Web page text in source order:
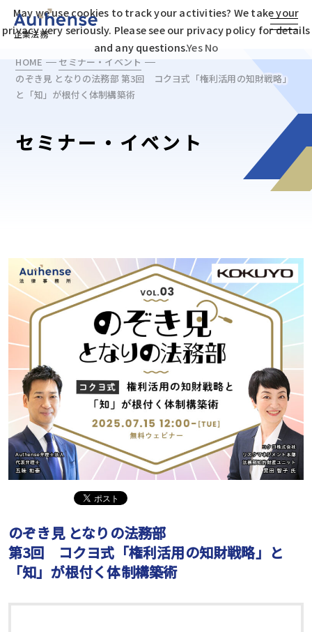
企業法務
HOME
セミナー・イベント
のぞき見 となりの法務部第3回 コクヨ式「権利活用の知財戦略」
と「知」が根付く体制構築術
セミナー・イベント
のぞき見 となりの法務部
第3回 コクヨ式「権利活用の知財戦略」と
「知」が根付く体制構築術
May we use cookies to track your activities? We take your
privacy very seriously. Please see our privacy policy for details
and any questions.Yes No